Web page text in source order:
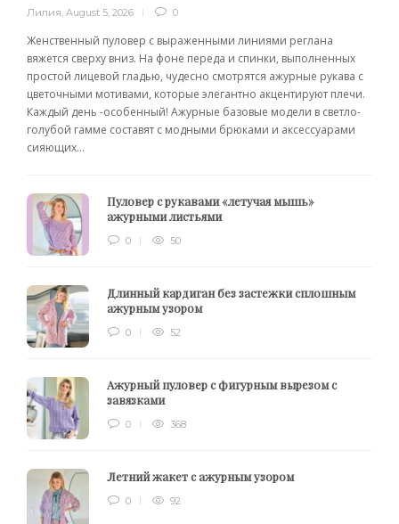
Лилия, August 5, 2026 0
Женственный пуловер с выраженными линиями реглана
вяжется сверху вниз. На фоне переда и спинки, выполненных
простой лицевой гладью, чудесно смотрятся ажурные рукава с
цветочными мотивами, которые элегантно акцентируют плечи.
Каждый день -особенный! Ажурные базовые модели в светло-
голубой гамме составят с модными брюками и аксессуарами
сияющих...
Пуловер с рукавами «летучая мышь»
ажурными листьями
0 50
Длинный кардиган без застежки сплошным
ажурным узором
0 52
Ажурный пуловер с фигурным вырезом с
завязками
0 368
Летний жакет с ажурным узором
0 92